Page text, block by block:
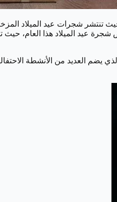
تنتشر شجرات عيد الميلاد
عيد الميلاد هذا العام،
من الأنشطة الاحتفالية،